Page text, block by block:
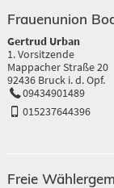
Frauenunion
Gertrud Urban
1. Vorsitzende
Mappacher Straße 20
92436 Bruck i. d. Opf.
09434901489
015237644396
Freie